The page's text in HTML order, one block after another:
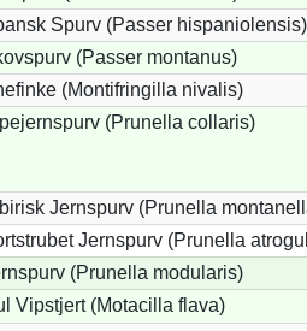
Spurv (Passer hispaniolensis)
(Passer montanus)
(Montifringilla nivalis)
(Prunella collaris)
Jernspurv (Prunella
Jernspurv (Prunella
(Prunella modularis)
Vipstjert (Motacilla flava)